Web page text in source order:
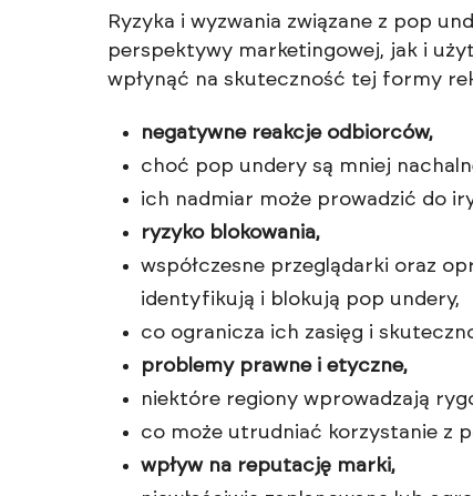
Ryzyka i wyzwania związane z pop
perspektywy marketingowej, jak i
wpłynąć na skuteczność tej formy
negatywne reakcje odbiorców,
choć pop undery są mniej
ich nadmiar może prowadzić do
ryzyko blokowania,
współczesne przeglądarki oraz
identyfikują i blokują pop undery,
co ogranicza ich zasięg i
problemy prawne i etyczne,
niektóre regiony wprowadzają
co może utrudniać korzystanie z
wpływ na reputację marki,